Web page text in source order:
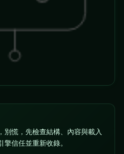
別慌，先檢查結構、內容與載入
信任並重新收錄。